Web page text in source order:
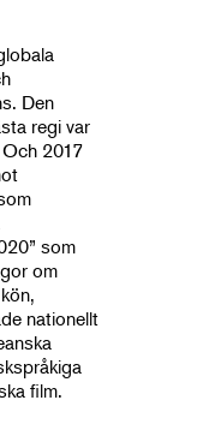
Den
regi var
2017
som
om
nationellt
film.